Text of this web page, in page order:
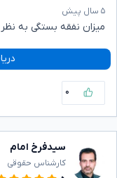
۵ سال پیش
میزان نفقه بستگی به
۰
سیدفرخ امام
کارشناس حقوقی